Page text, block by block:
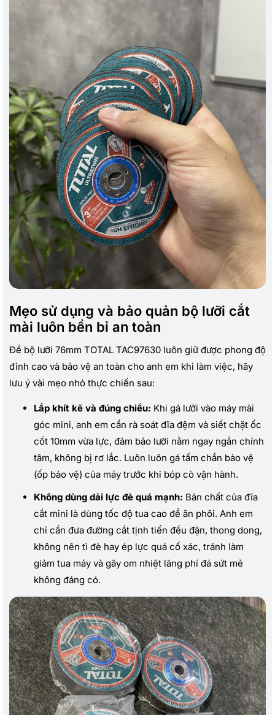
Mẹo sử dụng và bảo quản bộ lưỡi cắt
mài luôn bền bỉ an toàn
Để bộ lưỡi 76mm TOTAL TAC97630 luôn giữ được phong độ
đỉnh cao và bảo vệ an toàn cho anh em khi làm việc, hãy
lưu ý vài mẹo nhỏ thực chiến sau:
Lắp khít kẽ và đúng chiều: Khi gá lưỡi vào máy mài
góc mini, anh em cần rà soát đĩa đệm và siết chặt ốc
cốt 10mm vừa lực, đảm bảo lưỡi nằm ngay ngắn chính
tâm, không bị rơ lắc. Luôn luôn gá tấm chắn bảo vệ
(ốp bảo vệ) của máy trước khi bóp cò vận hành.
Không dùng dải lực đè quá mạnh: Bản chất của đĩa
cắt mini là dùng tốc độ tua cao để ăn phôi. Anh em
chỉ cần đưa đường cắt tịnh tiến đều đặn, thong dong,
không nên tì đè hay ép lực quá cố xác, tránh làm
giảm tua máy và gây om nhiệt lãng phí đá sứt mẻ
không đáng có.